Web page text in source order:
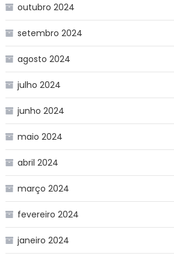
outubro 2024
setembro 2024
agosto 2024
julho 2024
junho 2024
maio 2024
abril 2024
março 2024
fevereiro 2024
janeiro 2024